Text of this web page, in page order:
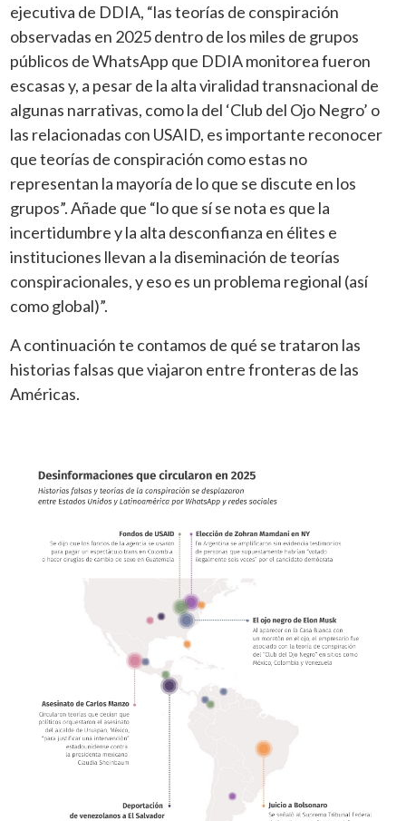
ejecutiva de DDIA, “las teorías de conspiración
observadas en 2025 dentro de los miles de grupos
públicos de WhatsApp que DDIA monitorea fueron
escasas y, a pesar de la alta viralidad transnacional de
algunas narrativas, como la del ‘Club del Ojo Negro’ o
las relacionadas con USAID, es importante reconocer
que teorías de conspiración como estas no
representan la mayoría de lo que se discute en los
grupos”. Añade que “lo que sí se nota es que la
incertidumbre y la alta desconfianza en élites e
instituciones llevan a la diseminación de teorías
conspiracionales, y eso es un problema regional (así
como global)”.
A continuación te contamos de qué se trataron las
historias falsas que viajaron entre fronteras de las
Américas.